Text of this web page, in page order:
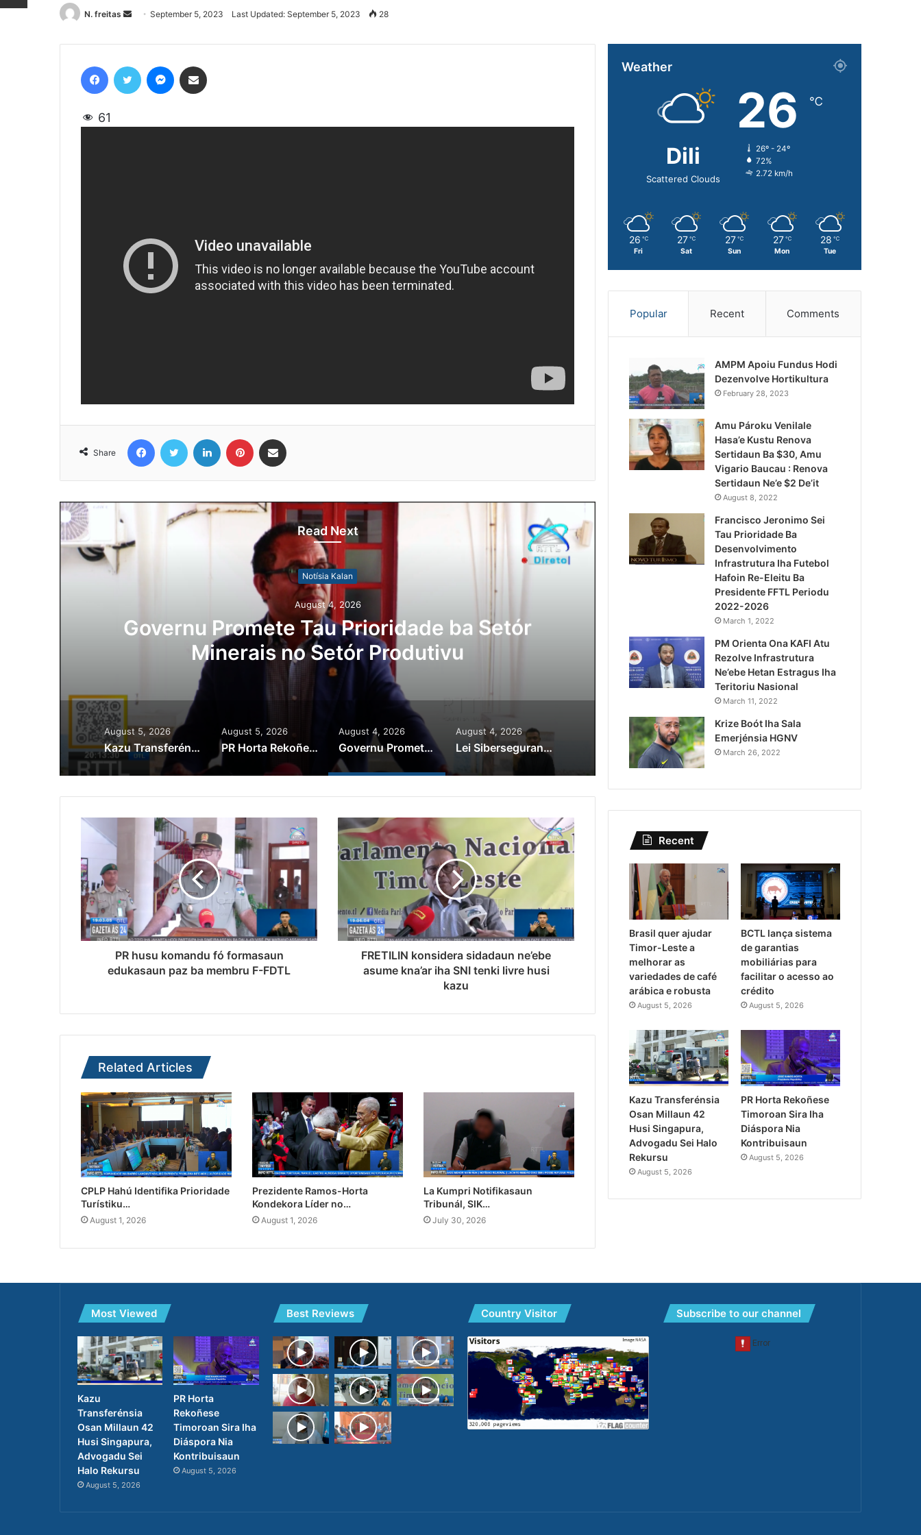
N. freitas
Send
email
September 5, 2023 Last Updated: September 5, 2023 28
61
Share
Read Next
Notísia Kalan
August 4, 2026
Governu Promete Tau Prioridade ba Setór
Minerais no Setór Produtivu
Lei Siberseguransa Ajuda
Kaptura Autór Kriminozu
Estranjeiru
August 5, 2026
Kazu Transferénsia Osan Millaun 42 Husi Singapura, Advogadu Sei Halo Rekursu
August 5, 2026
PR Horta Rekoñese Timoroan Sira Iha Diáspora Nia Kontribuisaun
August 4, 2026
Governu Promete Tau Prioridade ba Setór Minerais no Setór Produtivu
August 4, 2026
Lei Siberseguransa Ajuda Autoridade Polisiál Kaptura Autór Kriminozu ho Paradeiru Iha Estranjeiru
PR husu komandu fó formasaun
edukasaun paz ba membru F-FDTL
FRETILIN konsidera sidadaun ne’ebe
asume kna’ar iha SNI tenki livre husi
kazu
Related Articles
CPLP Hahú Identifika Prioridade
Turístiku…
August 1, 2026
Prezidente Ramos-Horta
Kondekora Líder no…
August 1, 2026
La Kumpri Notifikasaun
Tribunál, SIK…
July 30, 2026
Weather
Dili
Scattered Clouds
26 ℃
26º - 24º
72%
2.72 km/h
26 ℃
Fri
27 ℃
Sat
27 ℃
Sun
27 ℃
Mon
28 ℃
Tue
Popular Recent Comments
AMPM Apoiu Fundus Hodi
Dezenvolve Hortikultura
February 28, 2023
Amu Pároku Venilale
Hasa’e Kustu Renova
Sertidaun Ba $30, Amu
Vigario Baucau : Renova
Sertidaun Ne’e $2 De’it
August 8, 2022
Francisco Jeronimo Sei
Tau Prioridade Ba
Desenvolvimento
Infrastrutura Iha Futebol
Hafoin Re-Eleitu Ba
Presidente FFTL Periodu
2022-2026
March 1, 2022
PM Orienta Ona KAFI Atu
Rezolve Infrastrutura
Ne’ebe Hetan Estragus Iha
Teritoriu Nasional
March 11, 2022
Krize Boót Iha Sala
Emerjénsia HGNV
March 26, 2022
Recent
Brasil quer ajudar
Timor-Leste a
melhorar as
variedades de café
arábica e robusta
August 5, 2026
BCTL lança sistema
de garantias
mobiliárias para
facilitar o acesso ao
crédito
August 5, 2026
Kazu Transferénsia
Osan Millaun 42
Husi Singapura,
Advogadu Sei Halo
Rekursu
August 5, 2026
PR Horta Rekoñese
Timoroan Sira Iha
Diáspora Nia
Kontribuisaun
August 5, 2026
Most Viewed
Kazu
Transferénsia
Osan Millaun 42
Husi Singapura,
Advogadu Sei
Halo Rekursu
August 5, 2026
PR Horta
Rekoñese
Timoroan Sira Iha
Diáspora Nia
Kontribuisaun
August 5, 2026
Best Reviews Country Visitor Subscribe to our channel